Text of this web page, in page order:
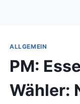
ALLGEMEIN
PM:
Wähler: